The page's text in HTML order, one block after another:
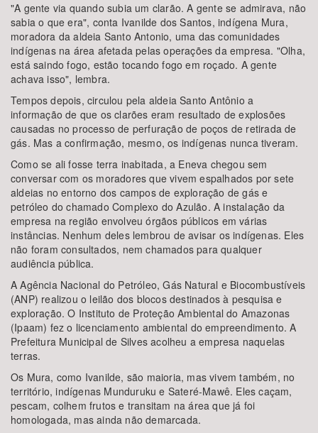
"A gente via quando subia um clarão. A gente se admirava, não
sabia o que era", conta Ivanilde dos Santos, indígena Mura,
moradora da aldeia Santo Antonio, uma das comunidades
indígenas na área afetada pelas operações da empresa. "Olha,
está saindo fogo, estão tocando fogo em roçado. A gente
achava isso", lembra.
Tempos depois, circulou pela aldeia Santo Antônio a
informação de que os clarões eram resultado de explosões
causadas no processo de perfuração de poços de retirada de
gás. Mas a confirmação, mesmo, os indígenas nunca tiveram.
Como se ali fosse terra inabitada, a Eneva chegou sem
conversar com os moradores que vivem espalhados por sete
aldeias no entorno dos campos de exploração de gás e
petróleo do chamado Complexo do Azulão. A instalação da
empresa na região envolveu órgãos públicos em várias
instâncias. Nenhum deles lembrou de avisar os indígenas. Eles
não foram consultados, nem chamados para qualquer
audiência pública.
A Agência Nacional do Petróleo, Gás Natural e Biocombustíveis
(ANP) realizou o leilão dos blocos destinados à pesquisa e
exploração. O Instituto de Proteção Ambiental do Amazonas
(Ipaam) fez o licenciamento ambiental do empreendimento. A
Prefeitura Municipal de Silves acolheu a empresa naquelas
terras.
Os Mura, como Ivanilde, são maioria, mas vivem também, no
território, indígenas Munduruku e Sateré-Mawê. Eles caçam,
pescam, colhem frutos e transitam na área que já foi
homologada, mas ainda não demarcada.